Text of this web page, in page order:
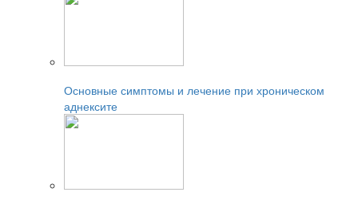
Основные симптомы и лечение при хроническом
аднексите